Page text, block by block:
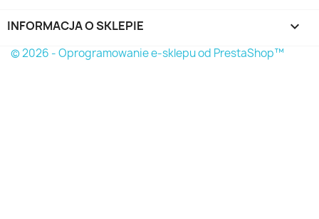
INFORMACJA O SKLEPIE keyboard_arrow_down
© 2026 - Oprogramowanie e-sklepu od PrestaShop™